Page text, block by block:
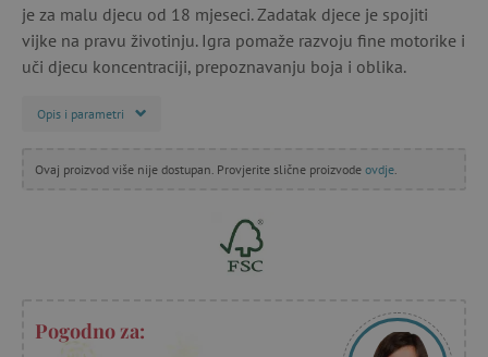
je za malu djecu od 18 mjeseci. Zadatak djece je spojiti
vijke na pravu životinju. Igra pomaže razvoju fine motorike i
uči djecu koncentraciji, prepoznavanju boja i oblika.
Opis i parametri
Ovaj proizvod više nije dostupan. Provjerite slične proizvode ovdje
Pogodno za: